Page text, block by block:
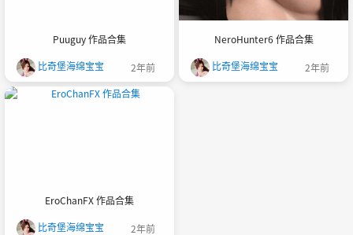
Puuguy 作品合集
比奇堡海绵宝宝 2年前
NeroHunter6 作品合集
比奇堡海绵宝宝 2年前
EroChanFX 作品合集
比奇堡海绵宝宝 2年前